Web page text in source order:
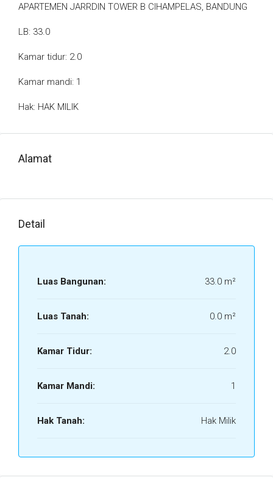
APARTEMEN JARRDIN TOWER B CIHAMPELAS, BANDUNG
LB: 33.0
Kamar tidur: 2.0
Kamar mandi: 1
Hak: HAK MILIK
Alamat
Detail
Luas Bangunan: 33.0 m²
Luas Tanah: 0.0 m²
Kamar Tidur: 2.0
Kamar Mandi: 1
Hak Tanah: Hak Milik